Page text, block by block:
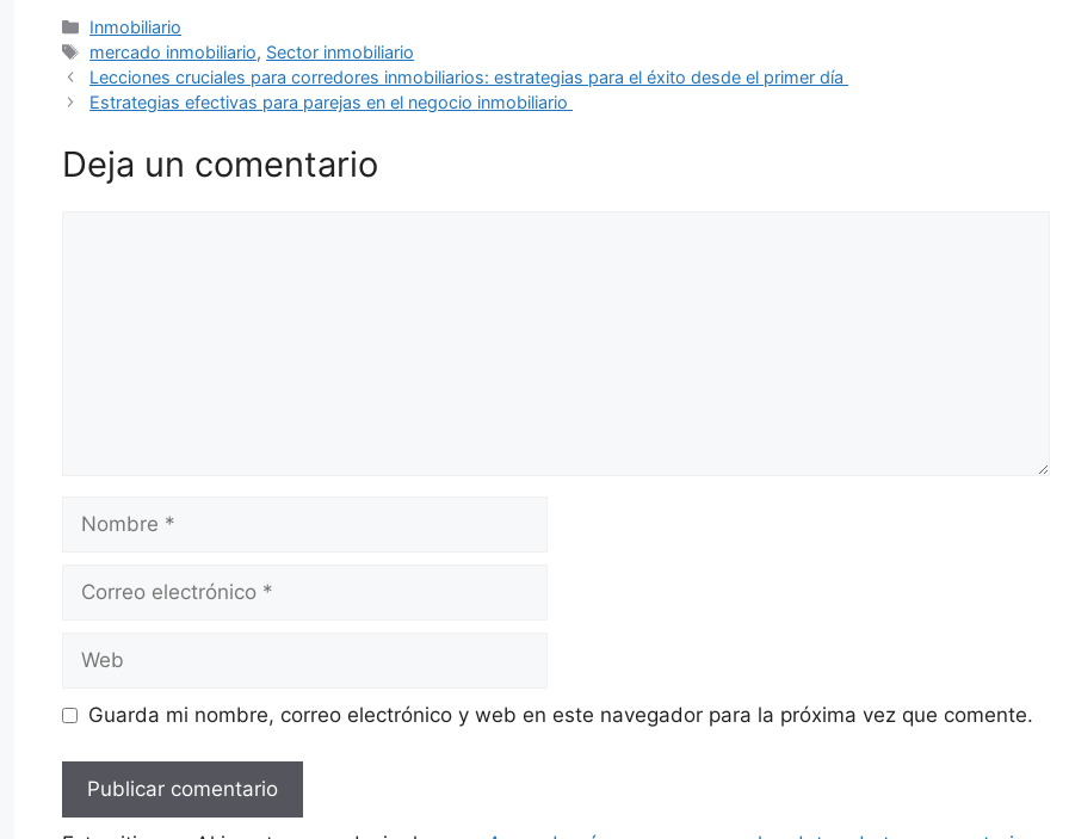
Categorías
Inmobiliario
Etiquetas
mercado inmobiliario, Sector inmobiliario
Lecciones cruciales para corredores inmobiliarios: estrategias para el éxito desde el primer día
Estrategias efectivas para parejas en el negocio inmobiliario
Deja un comentario
Nombre
Correo
Web
Guarda mi nombre, correo electrónico y web en este navegador para la próxima vez que comente.